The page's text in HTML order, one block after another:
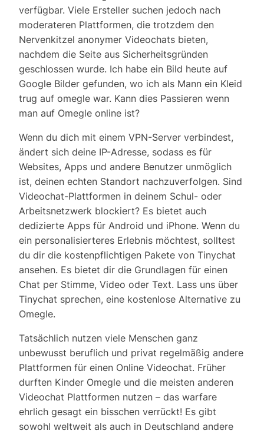
verfügbar. Viele Ersteller suchen jedoch nach
moderateren Plattformen, die trotzdem den
Nervenkitzel anonymer Videochats bieten,
nachdem die Seite aus Sicherheitsgründen
geschlossen wurde. Ich habe ein Bild heute auf
Google Bilder gefunden, wo ich als Mann ein Kleid
trug auf omegle war. Kann dies Passieren wenn
man auf Omegle online ist?
Wenn du dich mit einem VPN-Server verbindest,
ändert sich deine IP-Adresse, sodass es für
Websites, Apps und andere Benutzer unmöglich
ist, deinen echten Standort nachzuverfolgen. Sind
Videochat-Plattformen in deinem Schul- oder
Arbeitsnetzwerk blockiert? Es bietet auch
dedizierte Apps für Android und iPhone. Wenn du
ein personalisierteres Erlebnis möchtest, solltest
du dir die kostenpflichtigen Pakete von Tinychat
ansehen. Es bietet dir die Grundlagen für einen
Chat per Stimme, Video oder Text. Lass uns über
Tinychat sprechen, eine kostenlose Alternative zu
Omegle.
Tatsächlich nutzen viele Menschen ganz
unbewusst beruflich und privat regelmäßig andere
Plattformen für einen Online Videochat. Früher
durften Kinder Omegle und die meisten anderen
Videochat Plattformen nutzen – das warfare
ehrlich gesagt ein bisschen verrückt! Es gibt
sowohl weltweit als auch in Deutschland andere